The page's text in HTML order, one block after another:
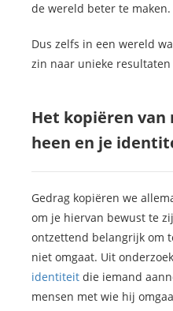
de wereld beter te maken.
Dus zelfs in een wereld
zin naar unieke resultaten
Het kopiëren van
heen en je
Gedrag kopiëren we
om je hiervan bewust te
ontzettend belangrijk om
niet omgaat. Uit
identiteit die iemand
mensen met wie hij